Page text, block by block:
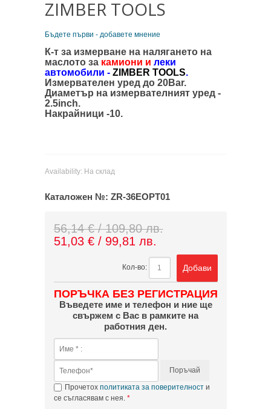
ZIMBER TOOLS
Бъдете първи - добавете мнение
К-т за измерване на налягането на
маслото за камиони и леки
автомобили - ZIMBER TOOLS.
Измервателен уред до 20Bar.
Диаметър на измервателният уред -
2.5inch.
Накрайници -10.
Availability: На склад
Каталожен №: ZR-36EOPT01
56,14 € / 109,80 лв.
51,03 € / 99,81 лв.
Кол-во: Добави
ПОРЪЧКА БЕЗ РЕГИСТРАЦИЯ
Въведете име и телефон и ние ще
свържем с Вас в рамките на
работния ден.
Поръчай
Прочетох политиката за поверителности
се съгласявам с нея.